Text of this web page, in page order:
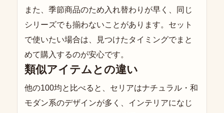
また、季節商品のため入れ替わりが早く、同じ
シリーズでも揃わないことがあります。セット
で使いたい場合は、見つけたタイミングでまと
めて購入するのが安心です。
類似アイテムとの違い
他の100均と比べると、セリアはナチュラル・和
モダン系のデザインが多く、インテリアになじ